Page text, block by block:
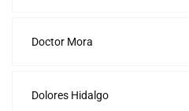
Doctor Mora
Dolores Hidalgo